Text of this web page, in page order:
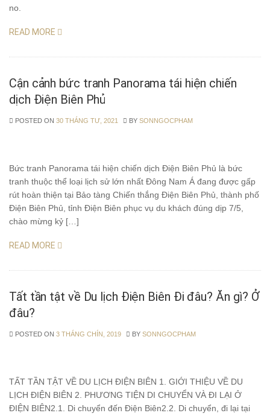
no.
READ MORE
Cận cảnh bức tranh Panorama tái hiện chiến
dịch Điện Biên Phủ
POSTED ON 30 THÁNG TƯ, 2021 BY SONNGOCPHAM
Bức tranh Panorama tái hiện chiến dịch Điện Biên Phủ là bức
tranh thuộc thể loại lịch sử lớn nhất Đông Nam Á đang được gấp
rút hoàn thiện tại Bảo tàng Chiến thắng Điện Biên Phủ, thành phố
Điện Biên Phủ, tỉnh Điện Biên phục vụ du khách đúng dịp 7/5,
chào mừng kỷ […]
READ MORE
Tất tần tật về Du lịch Điện Biên Đi đâu? Ăn gì? Ở
đâu?
POSTED ON 3 THÁNG CHÍN, 2019 BY SONNGOCPHAM
TẤT TẦN TẬT VỀ DU LỊCH ĐIỆN BIÊN 1. GIỚI THIỆU VỀ DU
LỊCH ĐIỆN BIÊN 2. PHƯƠNG TIỆN DI CHUYỂN VÀ ĐI LẠI Ở
ĐIỆN BIÊN2.1. Di chuyển đến Điện Biên2.2. Di chuyển, đi lại tại